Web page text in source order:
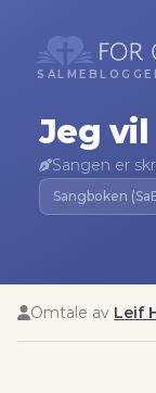
Jeg
Sangen er
Sangboken
Omtale av Leif